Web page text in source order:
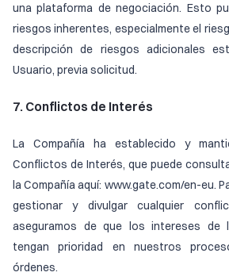
una plataforma de negociación. Esto
riesgos inherentes, especialmente el
descripción de riesgos adicionales
Usuario, previa solicitud.
7. Conflictos de Interés
La Compañía ha establecido y
Conflictos de Interés, que puede
la Compañía aquí: www.gate.com/en-eu.
gestionar y divulgar cualquier
aseguramos de que los intereses de
tengan prioridad en nuestros
órdenes.